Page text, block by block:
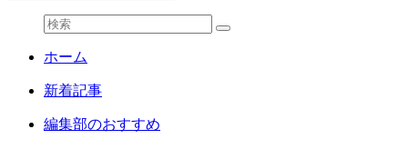
ホーム
新着記事
編集部のおすすめ